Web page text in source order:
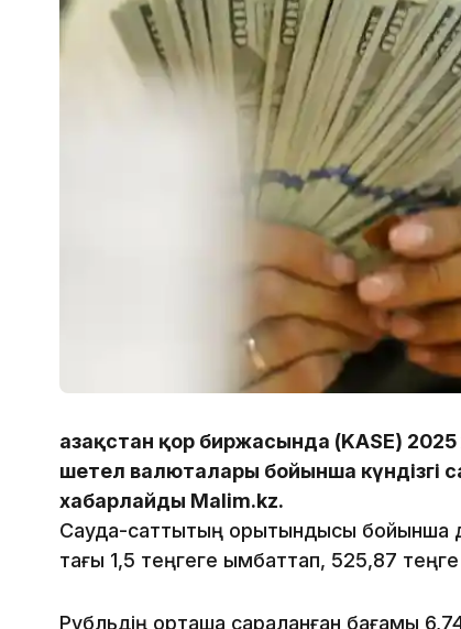
Қазақстан қор биржасында (KASE)
шетел валюталары бойынша күндізгі
хабарлайды Malim.kz.
Сауда-саттықтың қорытындысы
тағы 1,5 теңгеге қымбаттап, 525,87
Рубльдің орташа сараланған бағамы